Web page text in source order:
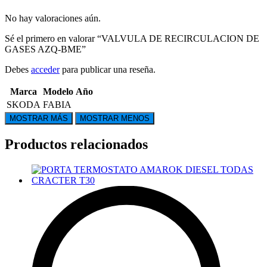
No hay valoraciones aún.
Sé el primero en valorar “VALVULA DE RECIRCULACION DE
GASES AZQ-BME”
Debes accederpara publicar una reseña.
Marca Modelo Año
SKODA FABIA
Productos relacionados